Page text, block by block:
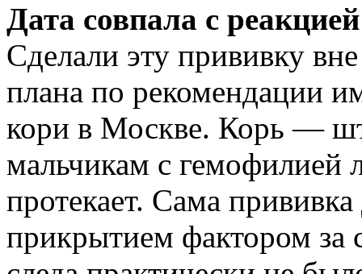
Дата совпала с
Сделали эту прививку
плана по рекомендации
кори в Москве. Корь —
мальчикам с гемофилией
протекает. Сама
прикрытием фактором за